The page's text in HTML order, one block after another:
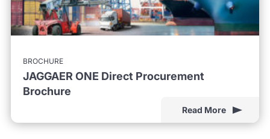
BROCHURE
JAGGAER ONE Direct Procurement
Brochure
Read More